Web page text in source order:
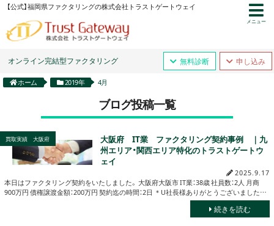
【公式】福岡県ファクタリングの株式会社トラストゲートウェイ
オンライン完結型ファクタリング 無料診断 申し込み
メニュー
ホーム 2019年 4月
ブログ投稿一覧
買取実績 大阪府
大阪府 IT業 ファクタリング契約事例 ｜九
州エリア・関西エリア特化のトラストゲートウ
ェイ
2025.9.17
本日はファクタリング契約をいたしました。 大阪府大阪市 IT業：38歳 社員数：2人 月商
900万円 債権譲渡金額：200万円 契約迄の時間：2日 ＊U社長様ありがとうございました…
続きを読む